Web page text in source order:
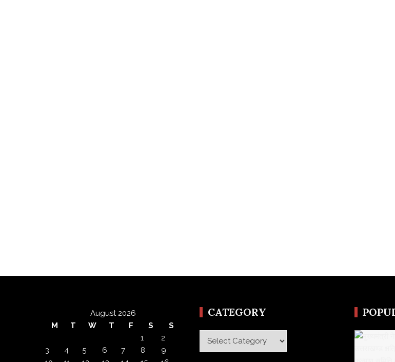
August 2026
M
T W T F S
S
1
2
3
4 5 6 7 8
9
CATEGORY
Category